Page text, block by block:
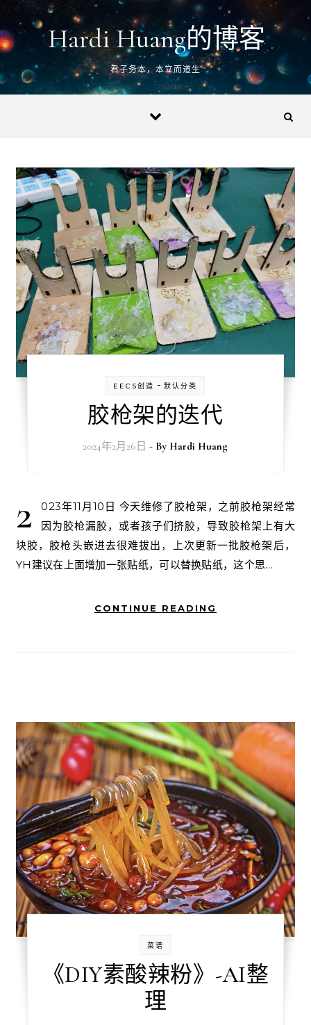
Skip to content
Hardi Huang的博客
君子务本，本立而道生
EECS创造 -默认分类
胶枪架的迭代
2024年2月26日 - By Hardi Huang
2
023年11月10日 今天维修了胶枪架，之前胶枪架经常
因为胶枪漏胶，或者孩子们挤胶，导致胶枪架上有大
块胶，胶枪头嵌进去很难拔出，上次更新一批胶枪架后，
YH建议在上面增加一张贴纸，可以替换贴纸，这个思…
CONTINUE READING
菜谱
《DIY素酸辣粉》-AI整
理